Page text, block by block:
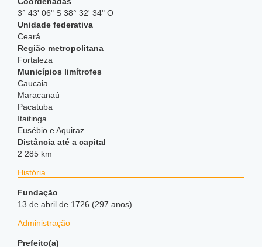
3° 43' 06" S 38° 32' 34" O
Unidade federativa
Ceará
Região metropolitana
Fortaleza
Municípios limítrofes
Caucaia
Maracanaú
Pacatuba
Itaitinga
Eusébio e Aquiraz
Distância até a capital
2 285 km
História
Fundação
13 de abril de 1726 (297 anos)
Administração
Prefeito(a)